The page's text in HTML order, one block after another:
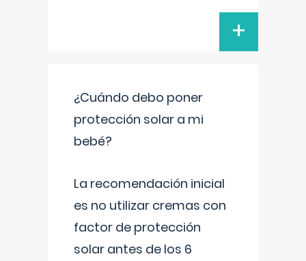
+
¿Cuándo debo poner
protección solar a mi
bebé?
La recomendación inicial
es no utilizar cremas con
factor de protección
solar antes de los 6